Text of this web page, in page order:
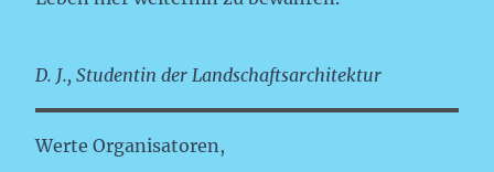
D. J., Studentin der Landschaftsarchitektur
Werte Organisatoren,